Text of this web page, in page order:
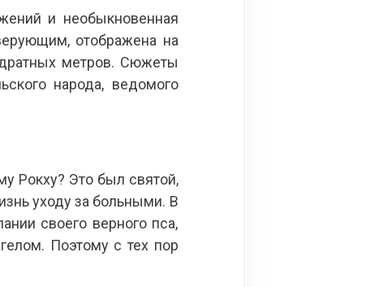
и необыкновенная
отображена на
метров. Сюжеты
народа, ведомого
Рокху? Это был святой,
уходу за больными. В
своего верного пса,
Поэтому с тех пор